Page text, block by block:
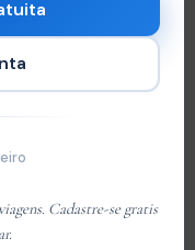
Cadastre-se gratis